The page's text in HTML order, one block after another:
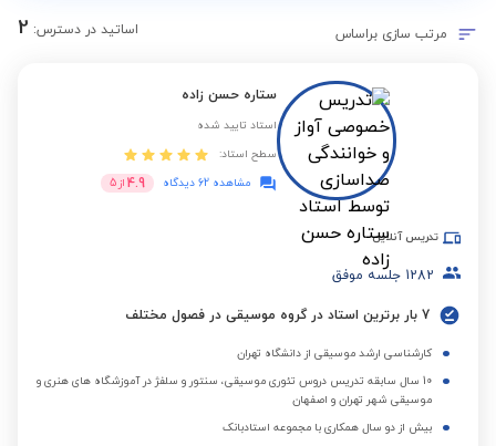
مرتب سازی براساس اساتید در دسترس: 2
ستاره حسن زاده
استاد تایید شده
سطح استاد:
مشاهده 62 دیدگاه
4.9 از 5
تدریس آنلاین
1282 جلسه موفق
7 بار برترین استاد در گروه موسیقی در فصول مختلف
کارشناسی ارشد موسیقی از دانشگاه تهران
10 سال سابقه تدریس دروس تئوری موسیقی، سنتور و سلفژ در آموزشگاه های هنری و
موسیقی شهر تهران و اصفهان
بیش از دو سال همکاری با مجموعه استادبانک